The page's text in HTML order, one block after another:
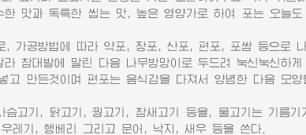
맛과 독특한 씹는 맛, 높은 영양가로 하여 포는 오늘도
가공방법에 따라 약포, 장포, 산포, 편포, 포쌈 등으로 나
참대발에 말린 다음 나무방망이로 두드려 눅신눅신하게
만든것이며 편포는 음식감을 다져서 양념한 다음 모양
고기, 닭고기, 꿩고기, 참새고기 등을, 물고기는 기름기
레기, 행베리 그리고 문어, 낙지, 새우 등을 쓴다.